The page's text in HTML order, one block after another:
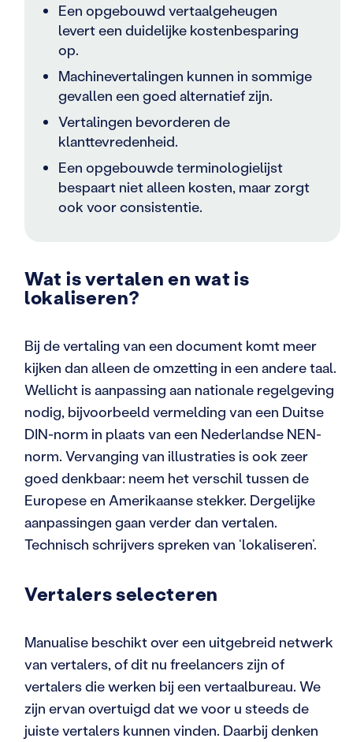
Een opgebouwd vertaalgeheugen
levert een duidelijke kostenbesparing
op.
Machinevertalingen kunnen in sommige
gevallen een goed alternatief zijn.
Vertalingen bevorderen de
klanttevredenheid.
Een opgebouwde terminologielijst
bespaart niet alleen kosten, maar zorgt
ook voor consistentie.
Wat is vertalen en wat is
lokaliseren?
Bij de vertaling van een document komt meer
kijken dan alleen de omzetting in een andere taal.
Wellicht is aanpassing aan nationale regelgeving
nodig, bijvoorbeeld vermelding van een Duitse
DIN-norm in plaats van een Nederlandse NEN-
norm. Vervanging van illustraties is ook zeer
goed denkbaar: neem het verschil tussen de
Europese en Amerikaanse stekker. Dergelijke
aanpassingen gaan verder dan vertalen.
Technisch schrijvers spreken van ‘lokaliseren’.
Vertalers selecteren
Manualise beschikt over een uitgebreid netwerk
van vertalers, of dit nu freelancers zijn of
vertalers die werken bij een vertaalbureau. We
zijn ervan overtuigd dat we voor u steeds de
juiste vertalers kunnen vinden. Daarbij denken